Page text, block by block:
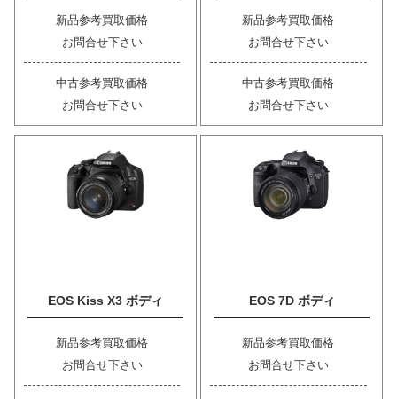
新品参考買取価格
お問合せ下さい
中古参考買取価格
お問合せ下さい
新品参考買取価格
お問合せ下さい
中古参考買取価格
お問合せ下さい
EOS Kiss X3 ボディ
新品参考買取価格
お問合せ下さい
EOS 7D ボディ
新品参考買取価格
お問合せ下さい